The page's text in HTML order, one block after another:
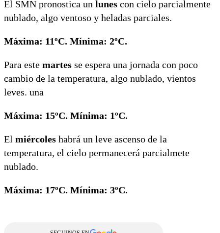
El SMN pronostica un lunes con cielo parcialmente
nublado, algo ventoso y heladas parciales.
Máxima: 11ºC. Mínima: 2ºC.
Para este martes se espera una jornada con poco
cambio de la temperatura, algo nublado, vientos
leves. una
Máxima: 15ºC. Mínima: 1ºC.
El miércoles habrá un leve ascenso de la
temperatura, el cielo permanecerá parcialmete
nublado.
Máxima: 17ºC. Mínima: 3ºC.